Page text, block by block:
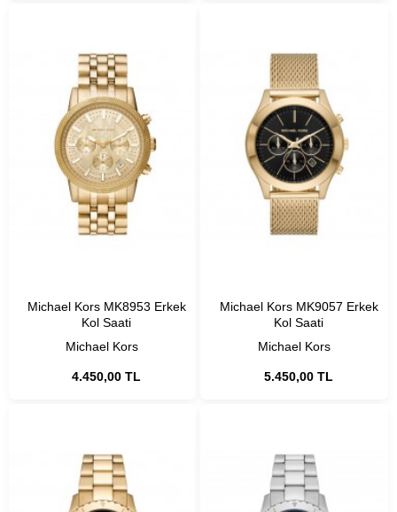
Michael Kors
Michael Kors MK8953 Erkek
Kol Saati
4.450,00 TL
Michael Kors
Michael Kors MK9057 Erkek
Kol Saati
5.450,00 TL